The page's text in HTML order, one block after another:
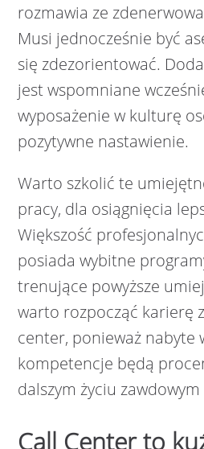
rozmawia ze
Musi jednocześnie być
się zdezorientować.
jest wspomniane
wyposażenie w kulturę
pozytywne nastawienie.
Warto szkolić te
pracy, dla osiągnięcia
Większość
posiada wybitne
trenujące powyższe
warto rozpocząć karierę
center, ponieważ nabyte
kompetencje będą
dalszym życiu zawdowym
Call Center to